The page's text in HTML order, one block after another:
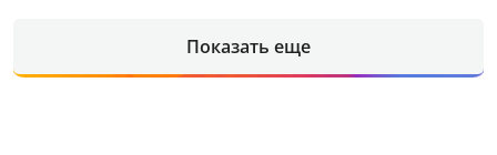
Показать еще